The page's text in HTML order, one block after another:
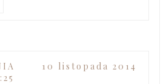
10 listopada 2014